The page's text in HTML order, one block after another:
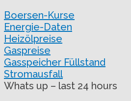
Boersen-Kurse
Energie-Daten
Heizölpreise
Gaspreise
Gasspeicher Füllstand
Stromausfall
Whats up – last 24 hours